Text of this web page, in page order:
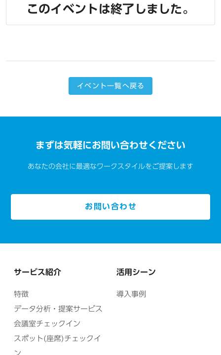
このイベントは終了しました。
イベント一覧へ戻る
まずは気軽にお問い合わせください
あなたの会社に最適なワークスタイルをご提案します
お問い合わせ
サービス紹介
特徴
データ分析・提案サービス
会議室チェックイン
スポット(座席)チェックイ
ン
活用シーン
導入事例